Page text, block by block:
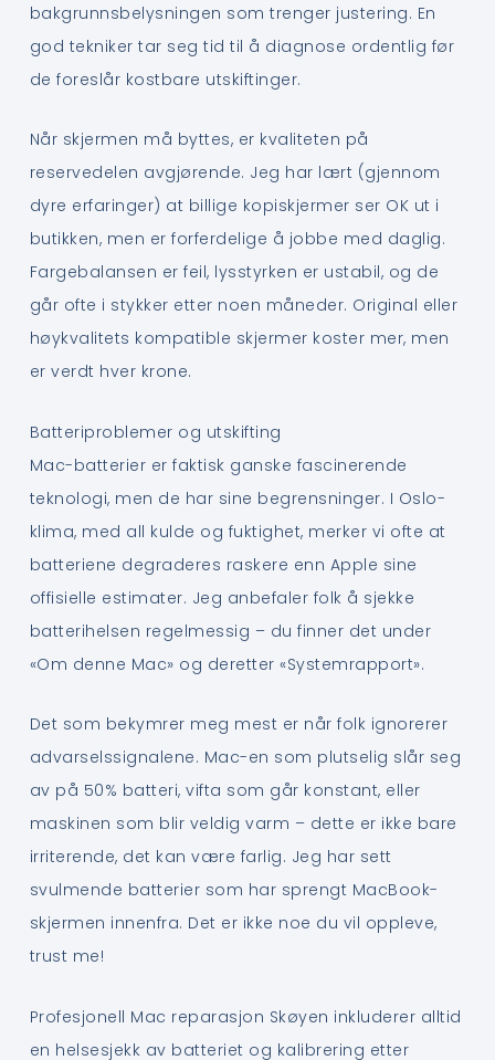
bakgrunnsbelysningen som trenger justering. En
god tekniker tar seg tid til å diagnose ordentlig før
de foreslår kostbare utskiftinger.
Når skjermen må byttes, er kvaliteten på
reservedelen avgjørende. Jeg har lært (gjennom
dyre erfaringer) at billige kopiskjermer ser OK ut i
butikken, men er forferdelige å jobbe med daglig.
Fargebalansen er feil, lysstyrken er ustabil, og de
går ofte i stykker etter noen måneder. Original eller
høykvalitets kompatible skjermer koster mer, men
er verdt hver krone.
Batteriproblemer og utskifting
Mac-batterier er faktisk ganske fascinerende
teknologi, men de har sine begrensninger. I Oslo-
klima, med all kulde og fuktighet, merker vi ofte at
batteriene degraderes raskere enn Apple sine
offisielle estimater. Jeg anbefaler folk å sjekke
batterihelsen regelmessig – du finner det under
«Om denne Mac» og deretter «Systemrapport».
Det som bekymrer meg mest er når folk ignorerer
advarselssignalene. Mac-en som plutselig slår seg
av på 50% batteri, vifta som går konstant, eller
maskinen som blir veldig varm – dette er ikke bare
irriterende, det kan være farlig. Jeg har sett
svulmende batterier som har sprengt MacBook-
skjermen innenfra. Det er ikke noe du vil oppleve,
trust me!
Profesjonell Mac reparasjon Skøyen inkluderer alltid
en helsesjekk av batteriet og kalibrering etter